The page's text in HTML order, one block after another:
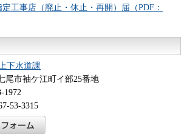
工事店（廃止・休止・再開）届（PDF：
下水道課
尾市袖ケ江町イ部25番地
1972
53-3315